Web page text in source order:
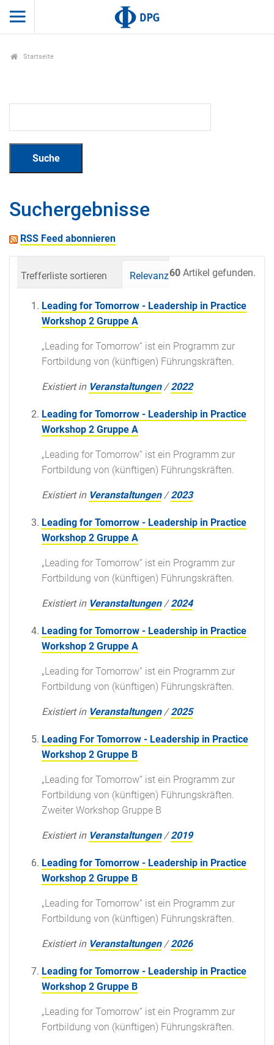
Startseite
Suchergebnisse
RSS Feed abonnieren
60 Artikel gefunden.
Trefferliste sortieren Relevanz Datum
Leading for Tomorrow - Leadership in Practice
Workshop 2 Gruppe A
„Leading for Tomorrow“ ist ein Programm zur
Fortbildung von (künftigen) Führungskräften.
Existiert in Veranstaltungen /2022
Leading for Tomorrow - Leadership in Practice
Workshop 2 Gruppe A
„Leading for Tomorrow“ ist ein Programm zur
Fortbildung von (künftigen) Führungskräften.
Existiert in Veranstaltungen /2023
Leading for Tomorrow - Leadership in Practice
Workshop 2 Gruppe A
„Leading for Tomorrow“ ist ein Programm zur
Fortbildung von (künftigen) Führungskräften.
Existiert in Veranstaltungen /2024
Leading for Tomorrow - Leadership in Practice
Workshop 2 Gruppe A
„Leading for Tomorrow“ ist ein Programm zur
Fortbildung von (künftigen) Führungskräften.
Existiert in Veranstaltungen /2025
Leading For Tomorrow - Leadership in Practice
Workshop 2 Gruppe B
„Leading for Tomorrow“ ist ein Programm zur
Fortbildung von (künftigen) Führungskräften.
Zweiter Workshop Gruppe B
Existiert in Veranstaltungen /2019
Leading for Tomorrow - Leadership in Practice
Workshop 2 Gruppe B
„Leading for Tomorrow“ ist ein Programm zur
Fortbildung von (künftigen) Führungskräften.
Existiert in Veranstaltungen /2026
Leading for Tomorrow - Leadership in Practice
Workshop 2 Gruppe B
„Leading for Tomorrow“ ist ein Programm zur
Fortbildung von (künftigen) Führungskräften.